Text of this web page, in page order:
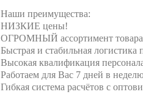
Наши преимущества:
НИЗКИЕ цены!
ОГРОМНЫЙ ассортимент товара
Быстрая и стабильная логистика
Высокая квалификация
Работаем для Вас 7 дней в
Гибкая система расчётов с